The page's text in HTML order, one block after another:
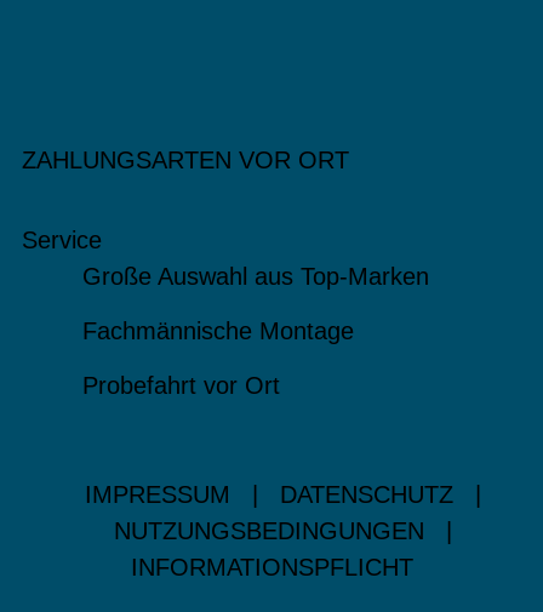
ZAHLUNGSARTEN VOR ORT
Service
Große Auswahl aus Top-Marken
Fachmännische Montage
Probefahrt vor Ort
IMPRESSUM DATENSCHUTZ
NUTZUNGSBEDINGUNGEN
INFORMATIONSPFLICHT